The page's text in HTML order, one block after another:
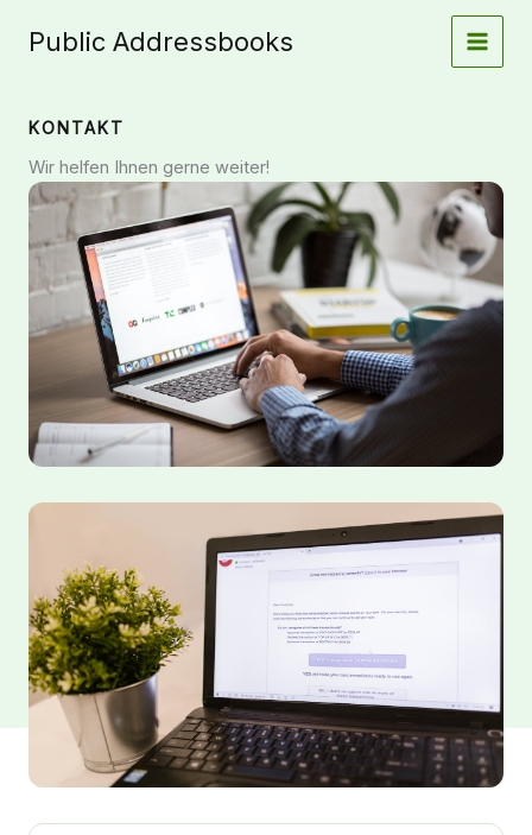
InhaltPublic Addressbooks
KONTAKT
Wir helfen Ihnen gerne weiter!